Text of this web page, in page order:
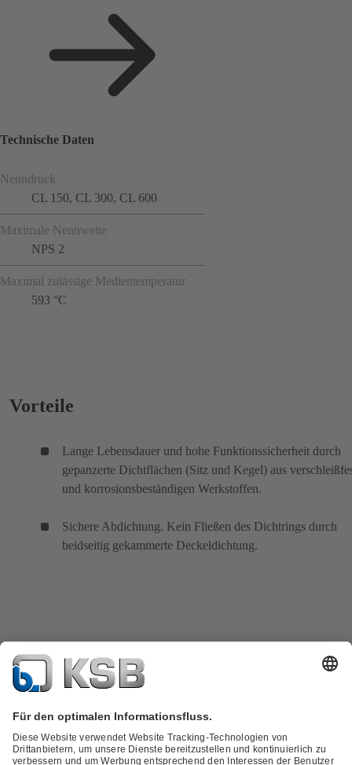
Technische Daten
Nenndruck
CL 150, CL 300, CL 600
Maximale Nennweite
NPS 2
Maximal zulässige Medientemperatur
593 °C
Vorteile
Lange Lebensdauer und hohe Funktionssicherheit durch
gepanzerte Dichtflächen (Sitz und Kegel) aus
und korrosionsbeständigen Werkstoffen.
Sichere Abdichtung. Kein Fließen des Dichtrings durch
beidseitig gekammerte Deckeldichtung.